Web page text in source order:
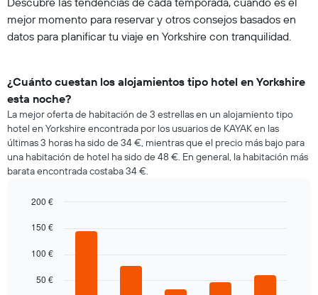
mejor momento para reservar y otros consejos basados en
datos para planificar tu viaje en Yorkshire con tranquilidad.
¿Cuánto cuestan los alojamientos tipo hotel en Yorkshire
esta noche?
La mejor oferta de habitación de 3 estrellas en un alojamiento tipo
hotel en Yorkshire encontrada por los usuarios de KAYAK en las
últimas 3 horas ha sido de 34 €, mientras que el precio más bajo para
una habitación de hotel ha sido de 48 €. En general, la habitación más
barata encontrada costaba 34 €.
chart
graphic.
50 €
100 €
150 €
200 €